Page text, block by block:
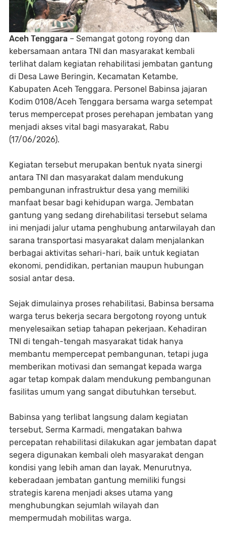
Aceh Tenggara – Semangat gotong royong dan
kebersamaan antara TNI dan masyarakat kembali
terlihat dalam kegiatan rehabilitasi jembatan gantung
di Desa Lawe Beringin, Kecamatan Ketambe,
Kabupaten Aceh Tenggara. Personel Babinsa jajaran
Kodim 0108/Aceh Tenggara bersama warga setempat
terus mempercepat proses perehapan jembatan yang
menjadi akses vital bagi masyarakat, Rabu
(17/06/2026).
Kegiatan tersebut merupakan bentuk nyata sinergi
antara TNI dan masyarakat dalam mendukung
pembangunan infrastruktur desa yang memiliki
manfaat besar bagi kehidupan warga. Jembatan
gantung yang sedang direhabilitasi tersebut selama
ini menjadi jalur utama penghubung antarwilayah dan
sarana transportasi masyarakat dalam menjalankan
berbagai aktivitas sehari-hari, baik untuk kegiatan
ekonomi, pendidikan, pertanian maupun hubungan
sosial antar desa.
Sejak dimulainya proses rehabilitasi, Babinsa bersama
warga terus bekerja secara bergotong royong untuk
menyelesaikan setiap tahapan pekerjaan. Kehadiran
TNI di tengah-tengah masyarakat tidak hanya
membantu mempercepat pembangunan, tetapi juga
memberikan motivasi dan semangat kepada warga
agar tetap kompak dalam mendukung pembangunan
fasilitas umum yang sangat dibutuhkan tersebut.
Babinsa yang terlibat langsung dalam kegiatan
tersebut, Serma Karmadi, mengatakan bahwa
percepatan rehabilitasi dilakukan agar jembatan dapat
segera digunakan kembali oleh masyarakat dengan
kondisi yang lebih aman dan layak. Menurutnya,
keberadaan jembatan gantung memiliki fungsi
strategis karena menjadi akses utama yang
menghubungkan sejumlah wilayah dan
mempermudah mobilitas warga.